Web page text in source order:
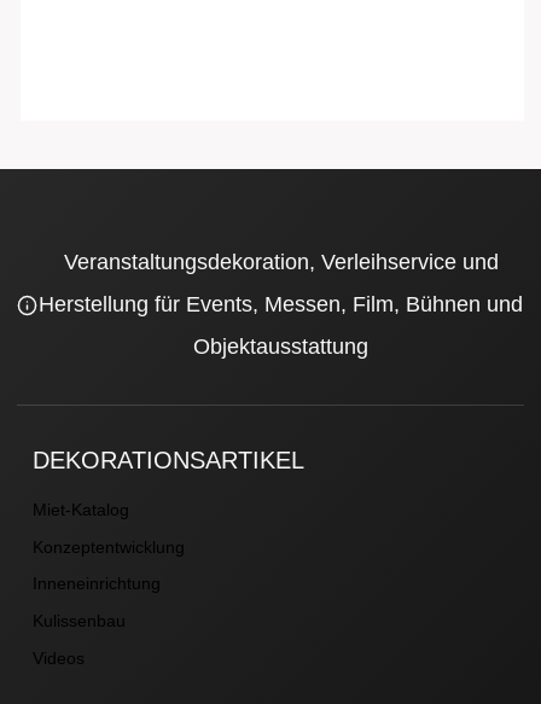
Veranstaltungsdekoration, Verleihservice und
Herstellung für Events, Messen, Film, Bühnen und
Objektausstattung
DEKORATIONSARTIKEL
Miet-Katalog
Konzeptentwicklung
Inneneinrichtung
Kulissenbau
Videos